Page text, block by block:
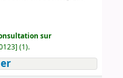
sur
(1).